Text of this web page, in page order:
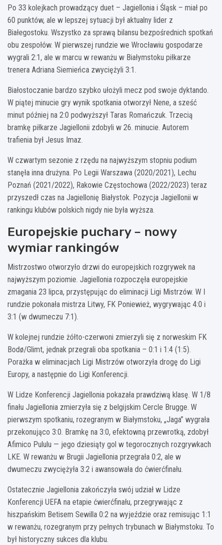
Po 33 kolejkach prowadzący duet – Jagiellonia i Śląsk – miał po
60 punktów, ale w lepszej sytuacji był aktualny lider z
Białegostoku. Wszystko za sprawą bilansu bezpośrednich spotkań
obu zespołów. W pierwszej rundzie we Wrocławiu gospodarze
wygrali 2:1, ale w marcu w rewanżu w Białymstoku piłkarze
trenera Adriana Siemieńca zwyciężyli 3:1.
Białostoczanie bardzo szybko ułożyli mecz pod swoje dyktando.
W piątej minucie gry wynik spotkania otworzył Nene, a sześć
minut później na 2:0 podwyższył Taras Romańczuk. Trzecią
bramkę piłkarze Jagiellonii zdobyli w 26. minucie. Autorem
trafienia był Jesus Imaz.
W czwartym sezonie z rzędu na najwyższym stopniu podium
stanęła inna drużyna. Po Legii Warszawa (2020/2021), Lechu
Poznań (2021/2022), Rakowie Częstochowa (2022/2023) teraz
przyszedł czas na Jagiellonię Białystok. Pozycja Jagiellonii w
rankingu klubów polskich nigdy nie była wyższa.
Europejskie puchary – nowy
wymiar rankingów
Mistrzostwo otworzyło drzwi do europejskich rozgrywek na
najwyższym poziomie. Jagiellonia rozpoczęła europejskie
zmagania 23 lipca, przystępując do eliminacji Ligi Mistrzów. W I
rundzie pokonała mistrza Litwy, FK Poniewież, wygrywając 4:0 i
3:1 (w dwumeczu 7:1).
W kolejnej rundzie żółto-czerwoni zmierzyli się z norweskim FK
Bodø/Glimt, jednak przegrali oba spotkania – 0:1 i 1:4 (1:5).
Porażka w eliminacjach Ligi Mistrzów otworzyła drogę do Ligi
Europy, a następnie do Ligi Konferencji.
W Lidze Konferencji Jagiellonia pokazała prawdziwą klasę. W 1/8
finału Jagiellonia zmierzyła się z belgijskim Cercle Brugge. W
pierwszym spotkaniu, rozegranym w Białymstoku, „Jaga” wygrała
przekonująco 3:0. Bramkę na 3:0, efektowną przewrotką, zdobył
Afimico Pululu — jego dziesiąty gol w tegorocznych rozgrywkach
LKE. W rewanżu w Brugii Jagiellonia przegrała 0:2, ale w
dwumeczu zwyciężyła 3:2 i awansowała do ćwierćfinału.
Ostatecznie Jagiellonia zakończyła swój udział w Lidze
Konferencji UEFA na etapie ćwierćfinału, przegrywając z
hiszpańskim Betisem Sewilla 0:2 na wyjeździe oraz remisując 1:1
w rewanżu, rozegranym przy pełnych trybunach w Białymstoku. To
był historyczny sukces dla klubu.